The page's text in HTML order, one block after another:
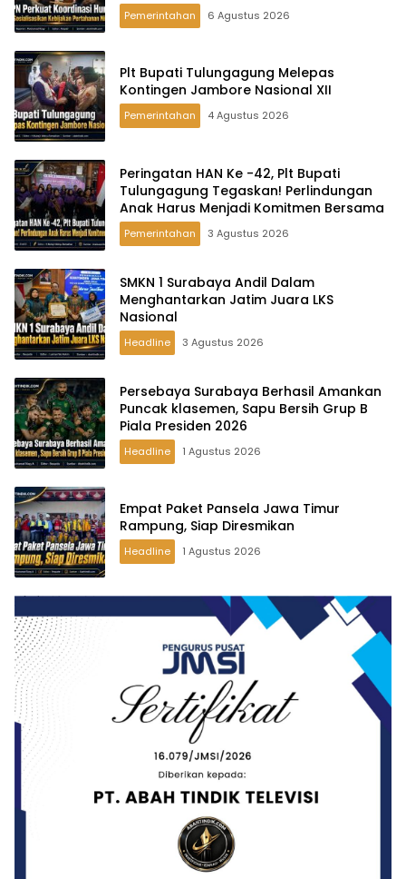
Pemerintahan 6 Agustus 2026
Plt Bupati Tulungagung Melepas
Kontingen Jambore Nasional XII
Pemerintahan 4 Agustus 2026
Peringatan HAN Ke -42, Plt Bupati
Tulungagung Tegaskan! Perlindungan
Anak Harus Menjadi Komitmen Bersama
Pemerintahan 3 Agustus 2026
SMKN 1 Surabaya Andil Dalam
Menghantarkan Jatim Juara LKS
Nasional
Headline 3 Agustus 2026
Persebaya Surabaya Berhasil Amankan
Puncak klasemen, Sapu Bersih Grup B
Piala Presiden 2026
Headline 1 Agustus 2026
Empat Paket Pansela Jawa Timur
Rampung, Siap Diresmikan
Headline 1 Agustus 2026